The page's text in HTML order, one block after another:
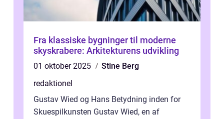
Fra klassiske bygninger til moderne
skyskrabere: Arkitekturens udvikling
01 oktober 2025
Stine Berg
redaktionel
Gustav Wied og Hans Betydning inden for
Skuespilkunsten Gustav Wied, en af